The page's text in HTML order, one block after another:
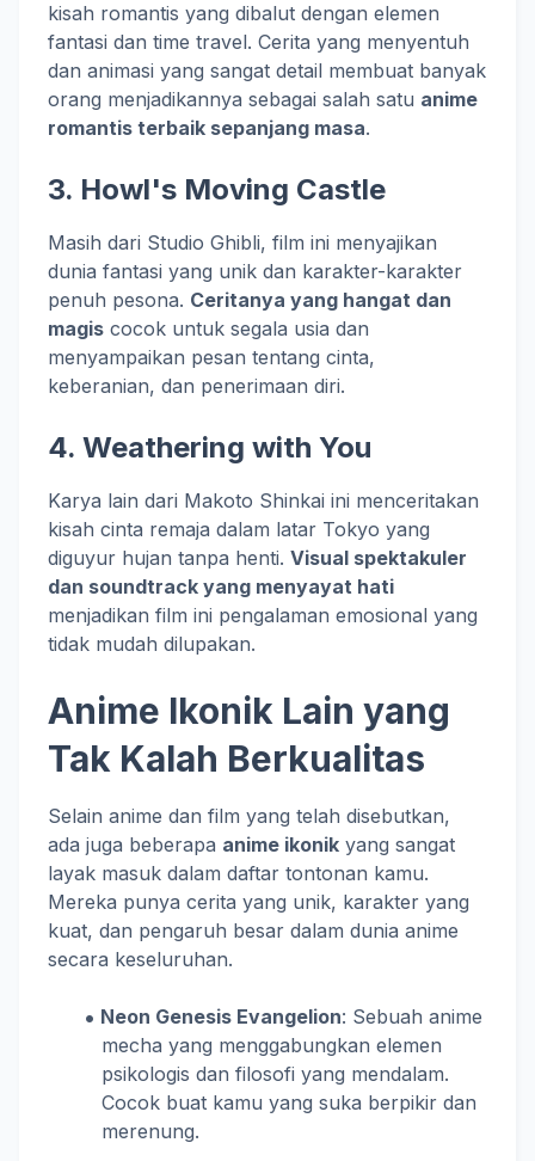
kisah romantis yang dibalut dengan elemen
fantasi dan time travel. Cerita yang menyentuh
dan animasi yang sangat detail membuat banyak
orang menjadikannya sebagai salah satu anime
romantis terbaik sepanjang masa.
3. Howl's Moving Castle
Masih dari Studio Ghibli, film ini menyajikan
dunia fantasi yang unik dan karakter-karakter
penuh pesona. Ceritanya yang hangat dan
magis cocok untuk segala usia dan
menyampaikan pesan tentang cinta,
keberanian, dan penerimaan diri.
4. Weathering with You
Karya lain dari Makoto Shinkai ini menceritakan
kisah cinta remaja dalam latar Tokyo yang
diguyur hujan tanpa henti. Visual spektakuler
dan soundtrack yang menyayat hati
menjadikan film ini pengalaman emosional yang
tidak mudah dilupakan.
Anime Ikonik Lain yang
Tak Kalah Berkualitas
Selain anime dan film yang telah disebutkan,
ada juga beberapa anime ikonik yang sangat
layak masuk dalam daftar tontonan kamu.
Mereka punya cerita yang unik, karakter yang
kuat, dan pengaruh besar dalam dunia anime
secara keseluruhan.
Neon Genesis Evangelion: Sebuah anime
mecha yang menggabungkan elemen
psikologis dan filosofi yang mendalam.
Cocok buat kamu yang suka berpikir dan
merenung.